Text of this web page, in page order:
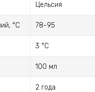
Цельсия
°С 78-95
3 °С
100 мл
2 года